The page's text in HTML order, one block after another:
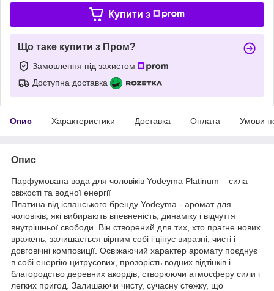
Купити з
Що таке купити з Пром?
Замовлення під захистом
Доступна доставка
Опис Характеристики Доставка Оплата Умови
Опис
Парфумована вода для чоловіків Yodeyma Platinum – сила
свіжості та водної енергії
Платина від іспанського бренду Yodeyma - аромат для
чоловіків, які вибирають впевненість, динаміку і відчуття
внутрішньої свободи. Він створений для тих, хто прагне нових
вражень, залишається вірним собі і цінує виразні, чисті і
довговічні композиції. Освіжаючий характер аромату поєднує
в собі енергію цитрусових, прозорість водних відтінків і
благородство деревних акордів, створюючи атмосферу сили і
легких пригод. Залишаючи чисту, сучасну стежку, що